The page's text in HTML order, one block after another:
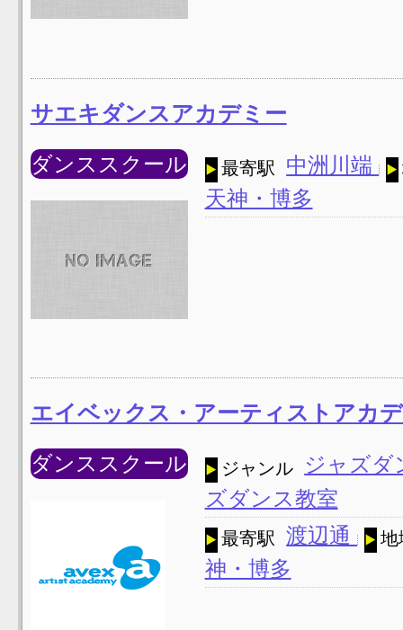
サエキダンスアカデミー
ダンススクール 最寄駅 中洲川端
天神・博多
エイベックス・アーティストアカ
ダンススクール ジャンル
ジャズ
ズダンス教室
最寄駅 渡辺通 地
神・博多